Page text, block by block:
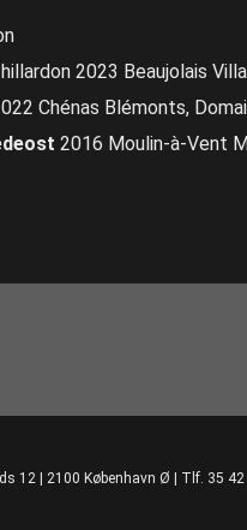
2023 Beaujolais
Chénas Blémonts,
2016 Moulin-à-Vent
12 | 2100 København Ø | Tlf. 35